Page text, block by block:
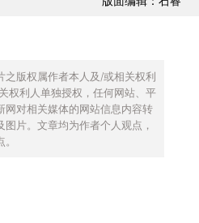
之版权属作者本人及/或相关权利
权利人单独授权，任何网站、平
网对相关媒体的网站信息内容转
片。文章均为作者个人观点，